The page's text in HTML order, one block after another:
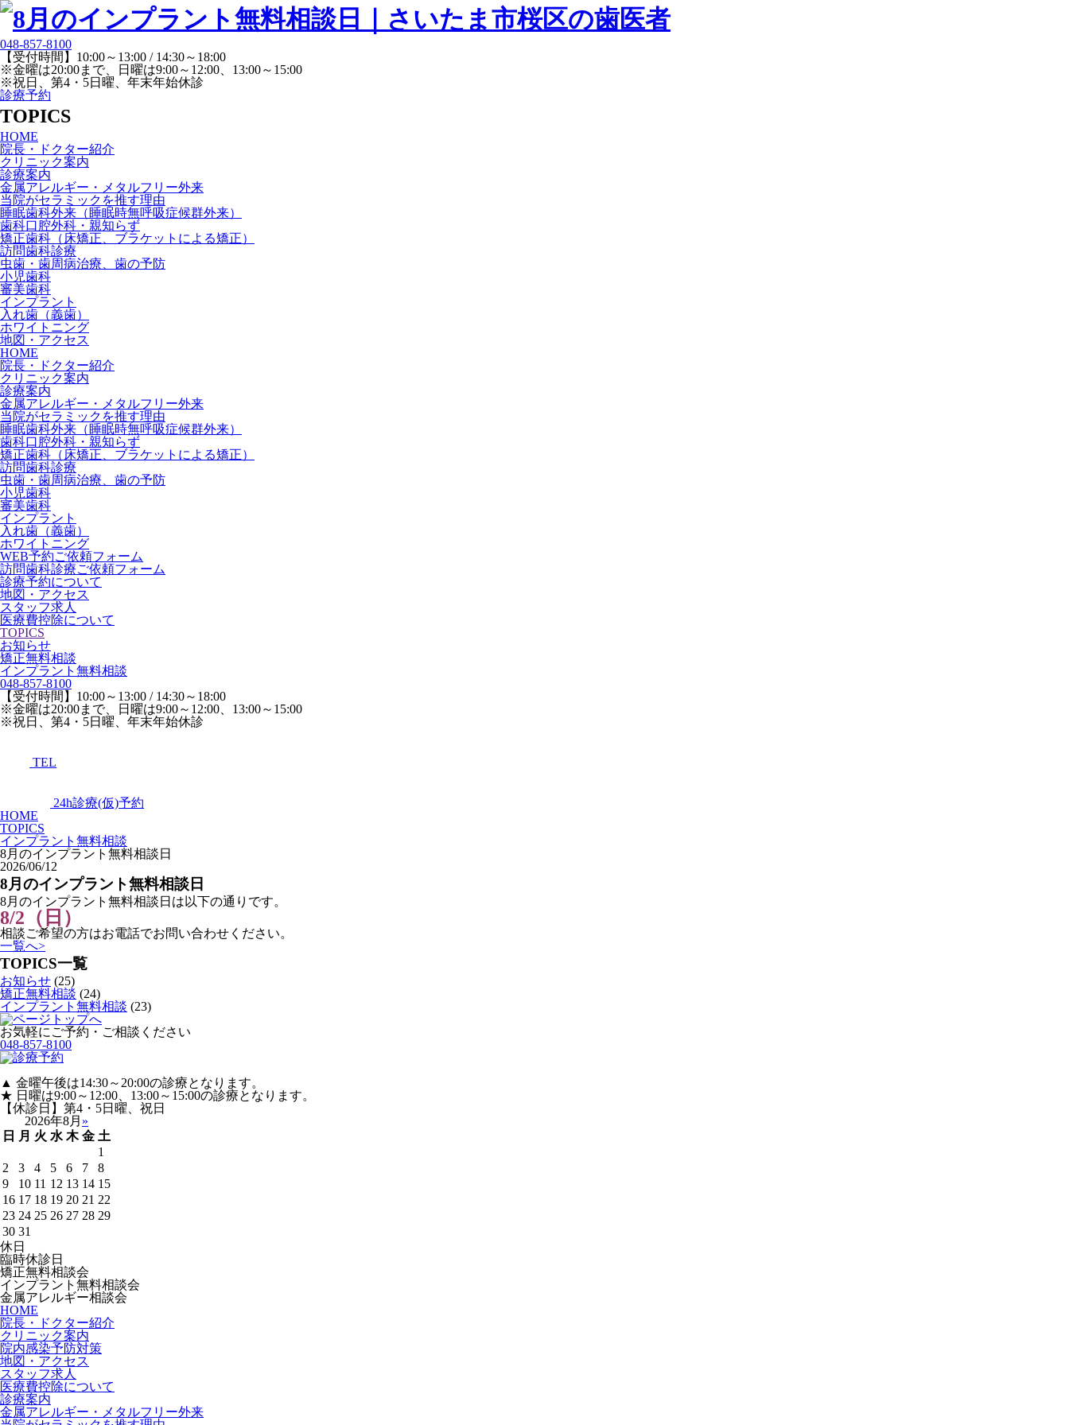
048-857-8100
【受付時間】10:00～13:00 / 14:30～18:00
※金曜は20:00まで、日曜は9:00～12:00、13:00～15:00
※祝日、第4・5日曜、年末年始休診
診療予約
TOPICS
HOME
院長・ドクター紹介
クリニック案内
診療案内
金属アレルギー・メタルフリー外来
当院がセラミックを推す理由
睡眠歯科外来（睡眠時無呼吸症候群外来）
歯科口腔外科・親知らず
矯正歯科（床矯正、ブラケットによる矯正）
訪問歯科診療
虫歯・歯周病治療、歯の予防
小児歯科
審美歯科
インプラント
入れ歯（義歯）
ホワイトニング
地図・アクセス
HOME
院長・ドクター紹介
クリニック案内
診療案内
金属アレルギー・メタルフリー外来
当院がセラミックを推す理由
睡眠歯科外来（睡眠時無呼吸症候群外来）
歯科口腔外科・親知らず
矯正歯科（床矯正、ブラケットによる矯正）
訪問歯科診療
虫歯・歯周病治療、歯の予防
小児歯科
審美歯科
インプラント
入れ歯（義歯）
ホワイトニング
WEB予約ご依頼フォーム
訪問歯科診療ご依頼フォーム
診療予約について
地図・アクセス
スタッフ求人
医療費控除について
TOPICS
お知らせ
矯正無料相談
インプラント無料相談
048-857-8100
【受付時間】10:00～13:00 / 14:30～18:00
※金曜は20:00まで、日曜は9:00～12:00、13:00～15:00
※祝日、第4・5日曜、年末年始休診
TEL
24h診療(仮)予約
HOME
TOPICS
インプラント無料相談
8月のインプラント無料相談日
2026/06/12
8月のインプラント無料相談日
8月のインプラント無料相談日は以下の通りです。
8/2 （日）
相談ご希望の方はお電話でお問い合わせください。
一覧へ>
TOPICS一覧
お知らせ (25)
矯正無料相談 (24)
インプラント無料相談 (23)
お気軽にご予約・ご相談ください
048-857-8100
▲ 金曜午後は14:30～20:00の診療となります。
★ 日曜は9:00～12:00、13:00～15:00の診療となります。
【休診日】第4・5日曜、祝日
2026年8月 »
日
月 火 水 木 金 土
1
2
3 4 5 6 7
8
9
10 11 12 13 14 15
16 17 18 19 20 21 22
23 24 25 26 27 28 29
30 31
休日
臨時休診日
矯正無料相談会
インプラント無料相談会
金属アレルギー相談会
HOME
院長・ドクター紹介
クリニック案内
院内感染予防対策
地図・アクセス
スタッフ求人
医療費控除について
診療案内
金属アレルギー・メタルフリー外来